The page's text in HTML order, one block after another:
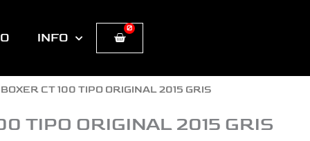
INFO
0
Cart
CT 100 TIPO ORIGINAL 2015 GRIS
TIPO ORIGINAL 2015 GRIS